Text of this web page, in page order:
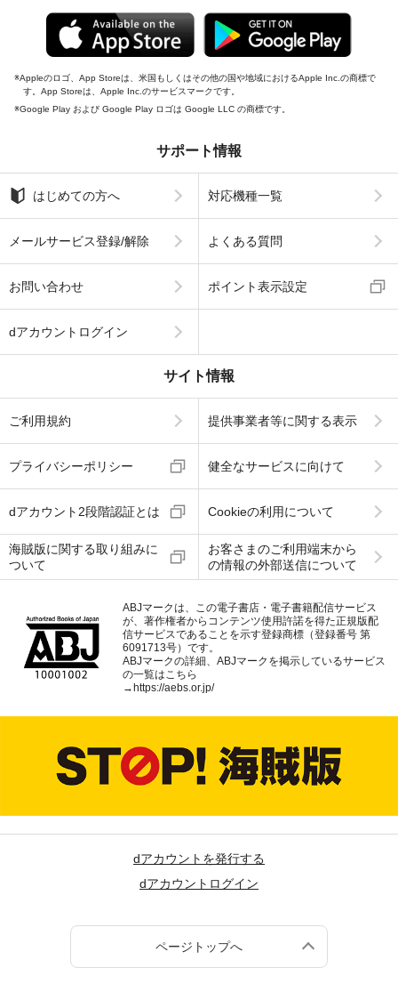
Appleのロゴ、App Storeは、米国もしくはその他の国や地域におけるApple Inc.の商標で
す。App Storeは、Apple Inc.のサービスマークです。
Google Play および Google Play ロゴは Google LLC の商標です。
サポート情報
はじめての方へ 対応機種一覧
メールサービス登録/解除 よくある質問
お問い合わせ ポイント表示設定
dアカウントログイン
サイト情報
ご利用規約 提供事業者等に関する表示
プライバシーポリシー 健全なサービスに向けて
dアカウント2段階認証とは Cookieの利用について
海賊版に関する取り組みに
ついて
お客さまのご利用端末から
の情報の外部送信について
ABJマークは、この電子書店・電子書籍配信サービス
が、著作権者からコンテンツ使用許諾を得た正規版配
信サービスであることを示す登録商標（登録番号 第
6091713号）です。
ABJマークの詳細、ABJマークを掲示しているサービス
の一覧はこちら
→https://aebs.or.jp/
dアカウントを発行する
dアカウントログイン
ページトップへ